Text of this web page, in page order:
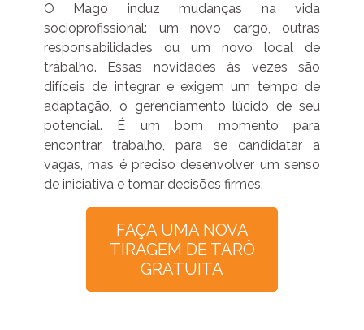
O Mago induz mudanças na vida
socioprofissional: um novo cargo, outras
responsabilidades ou um novo local de
trabalho. Essas novidades às vezes são
difíceis de integrar e exigem um tempo de
adaptação, o gerenciamento lúcido de seu
potencial. É um bom momento para
encontrar trabalho, para se candidatar a
vagas, mas é preciso desenvolver um senso
de iniciativa e tomar decisões firmes.
FAÇA UMA NOVA
TIRAGEM DE TARÔ
GRATUITA